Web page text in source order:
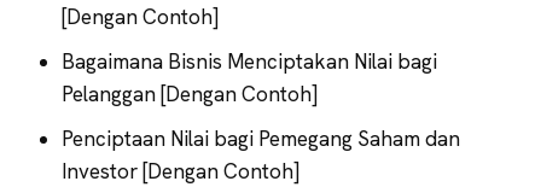
[Dengan Contoh]
Bagaimana Bisnis Menciptakan Nilai bagi
Pelanggan [Dengan Contoh]
Penciptaan Nilai bagi Pemegang Saham dan
Investor [Dengan Contoh]